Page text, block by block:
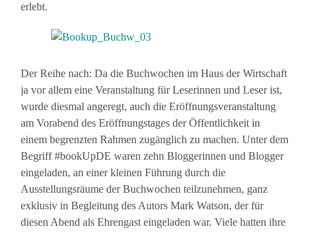
erlebt.
Der Reihe nach: Da die Buchwochen im Haus der Wirtschaft
ja vor allem eine Veranstaltung für Leserinnen und Leser ist,
wurde diesmal angeregt, auch die Eröffnungsveranstaltung
am Vorabend des Eröffnungstages der Öffentlichkeit in
einem begrenzten Rahmen zugänglich zu machen. Unter dem
Begriff #bookUpDE waren zehn Bloggerinnen und Blogger
eingeladen, an einer kleinen Führung durch die
Ausstellungsräume der Buchwochen teilzunehmen, ganz
exklusiv in Begleitung des Autors Mark Watson, der für
diesen Abend als Ehrengast eingeladen war. Viele hatten ihre